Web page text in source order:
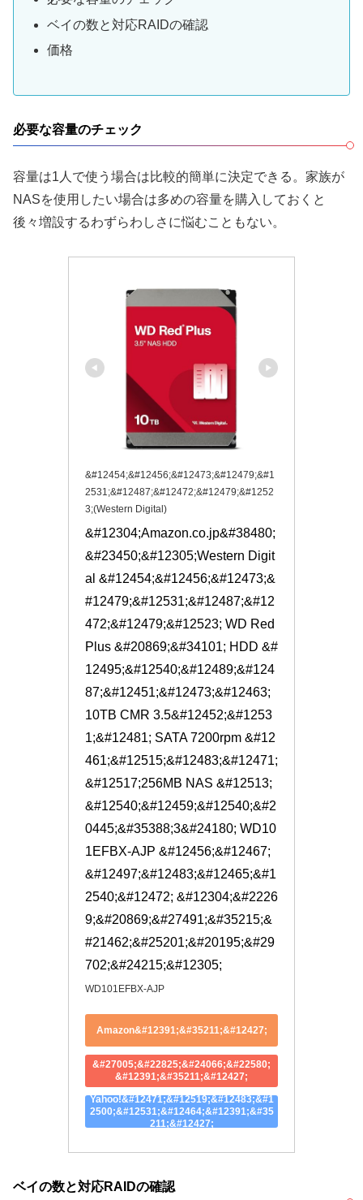
ベイの数と対応RAIDの確認
価格
必要な容量のチェック
容量は1人で使う場合は比較的簡単に決定できる。家族が
NASを使用したい場合は多めの容量を購入しておくと
後々増設するわずらわしさに悩むこともない。
&#12454;&#12456;&#12473;&#12479;&#1
2531;&#12487;&#12472;&#12479;&#1252
3;(Western Digital)
&#12304;Amazon.co.jp&#38480;
&#23450;&#12305;Western Digit
al &#12454;&#12456;&#12473;&
#12479;&#12531;&#12487;&#12
472;&#12479;&#12523; WD Red
Plus &#20869;&#34101; HDD &#
12495;&#12540;&#12489;&#124
87;&#12451;&#12473;&#12463;
10TB CMR 3.5&#12452;&#1253
1;&#12481; SATA 7200rpm &#12
461;&#12515;&#12483;&#12471;
&#12517;256MB NAS &#12513;
&#12540;&#12459;&#12540;&#2
0445;&#35388;3&#24180; WD10
1EFBX-AJP &#12456;&#12467;
&#12497;&#12483;&#12465;&#1
2540;&#12472; &#12304;&#2226
9;&#20869;&#27491;&#35215;&
#21462;&#25201;&#20195;&#29
702;&#24215;&#12305;
WD101EFBX-AJP
Amazon&#12391;&#35211;&#12427;
&#27005;&#22825;&#24066;&#22580;
&#12391;&#35211;&#12427;
Yahoo!&#12471;&#12519;&#12483;&#1
2500;&#12531;&#12464;&#12391;&#35
211;&#12427;
ベイの数と対応RAIDの確認